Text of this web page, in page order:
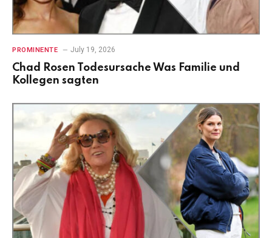
PROMINENTE July 19, 2026
Chad Rosen Todesursache Was Familie und
Kollegen sagten